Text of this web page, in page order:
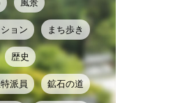
風景
ョン まち歩き
歴史
派員 鉱石の道